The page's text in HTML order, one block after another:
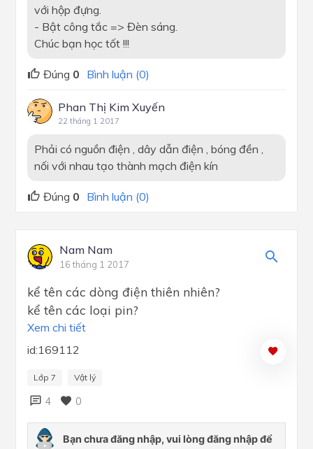
với hộp đựng.
- Bật công tắc => Đèn sáng.
Chúc bạn học tốt !!!
Đúng 0 Bình luận (0)
Phan Thị Kim Xuyến
22 tháng 1 2017
Phải có nguồn điện , dây dẫn điện , bóng đền ,
nối với nhau tạo thành mạch điện kín
Đúng 0 Bình luận (0)
Nam Nam
16 tháng 1 2017
kể tên các dòng điện thiên nhiên?
kể tên các loại pin?
Xem chi tiết
id:169112
Lớp 7 Vật lý
4 0